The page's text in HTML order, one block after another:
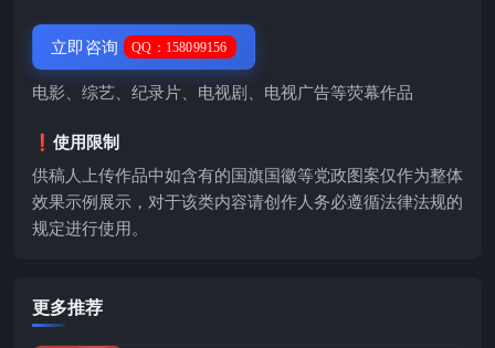
立即咨询 QQ：158099156
电影、综艺、纪录片、电视剧、电视广告等荧幕作品
❗️使用限制
供稿人上传作品中如含有的国旗国徽等党政图案仅作为整体
效果示例展示，对于该类内容请创作人务必遵循法律法规的
规定进行使用。
更多推荐